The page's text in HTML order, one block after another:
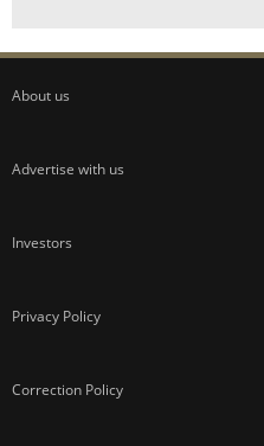
About us
Advertise with us
Investors
Privacy Policy
Correction Policy